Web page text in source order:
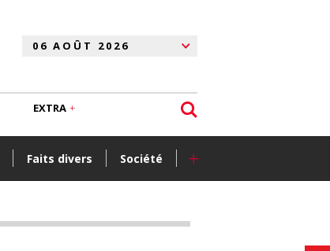
Faits divers Société +
EXTRA